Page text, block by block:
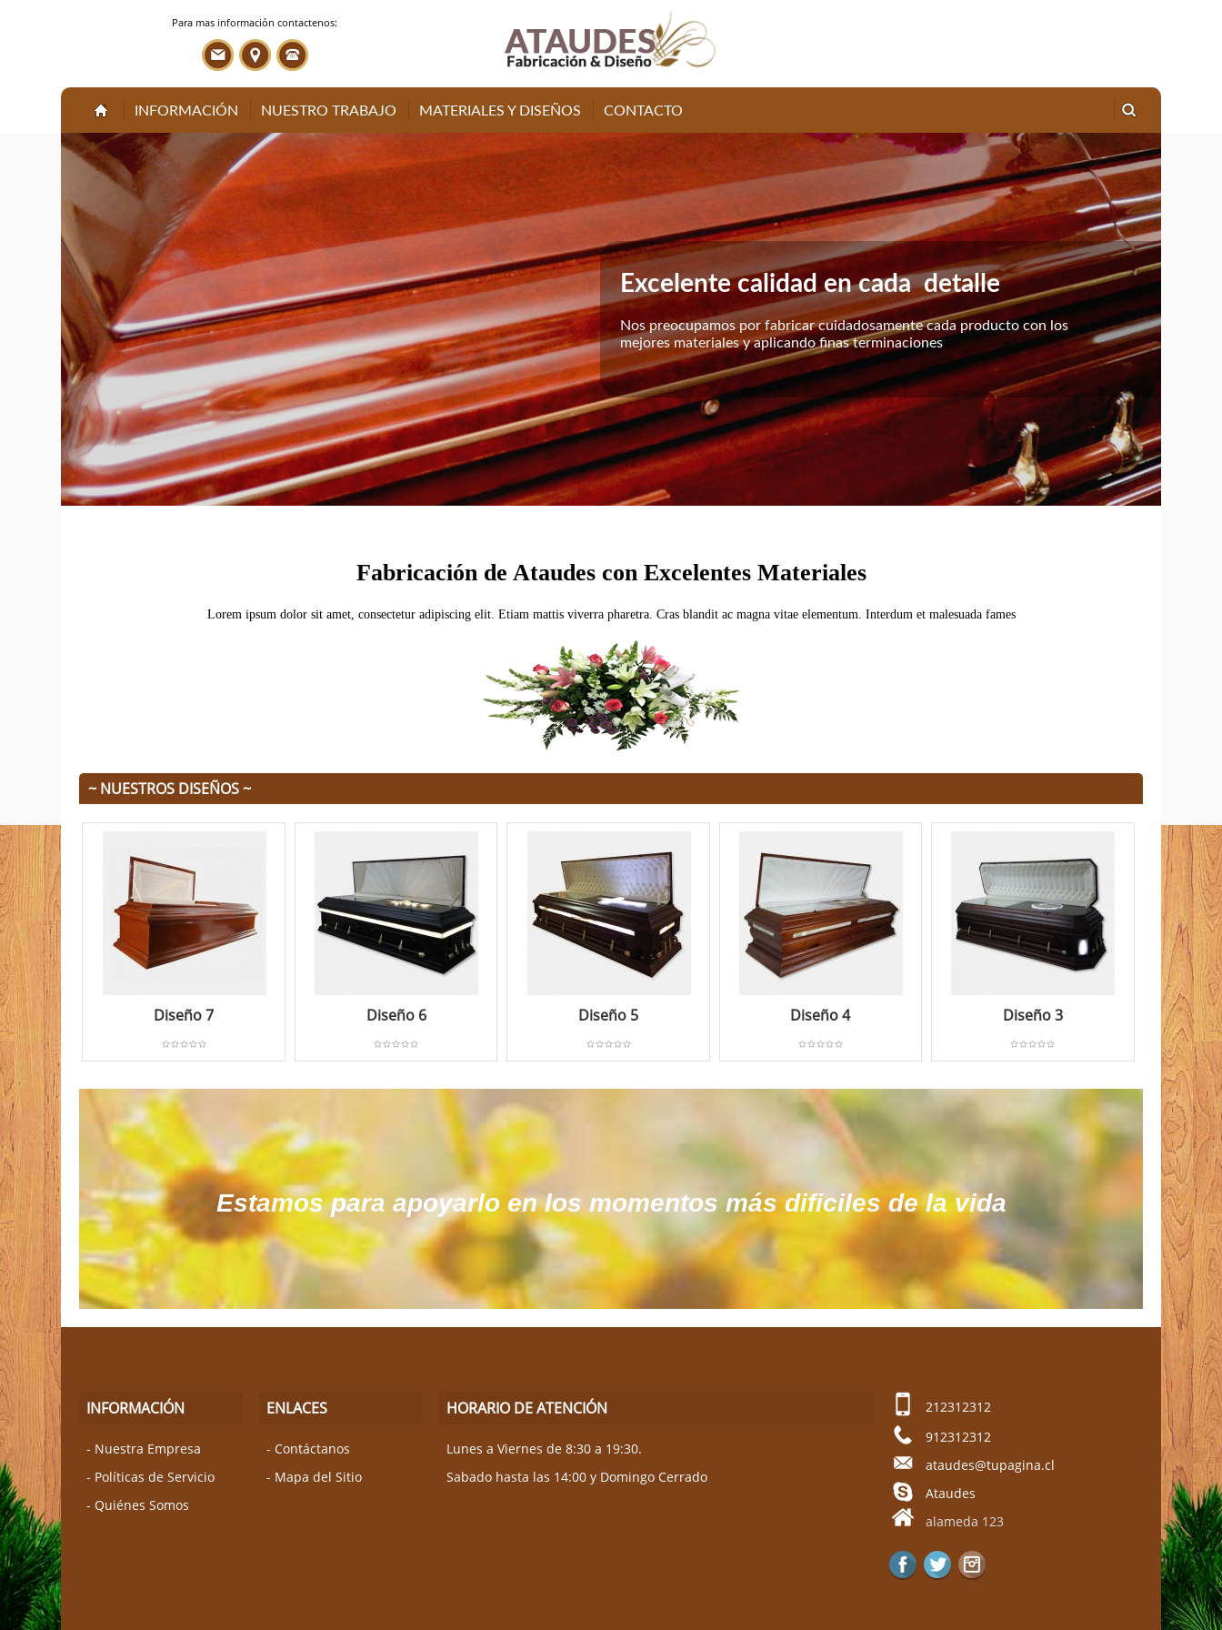
Para mas información contactenos:
INFORMACIÓN NUESTRO TRABAJO MATERIALES Y DISEÑOS CONTACTO
Excelente calidad en cada detalle
Nos preocupamos por fabricar cuidadosamente cada producto con los
mejores materiales y aplicando finas terminaciones
Fabricación de Ataudes con Excelentes Materiales
Lorem ipsum dolor sit amet, consectetur adipiscing elit. Etiam mattis viverra pharetra. Cras blandit ac magna vitae elementum. Interdum et malesuada fames
~ NUESTROS DISEÑOS ~
Diseño 7 Diseño 6 Diseño 5 Diseño 4 Diseño 3
Estamos para apoyarlo en los momentos más dificiles de la vida
INFORMACIÓN
Nuestra Empresa
Políticas de Servicio
Quiénes Somos
ENLACES
Contáctanos
Mapa del Sitio
HORARIO DE ATENCIÓN
Lunes a Viernes de 8:30 a 19:30.
Sabado hasta las 14:00 y Domingo Cerrado
212312312
912312312
ataudes@tupagina.cl
Ataudes
alameda 123